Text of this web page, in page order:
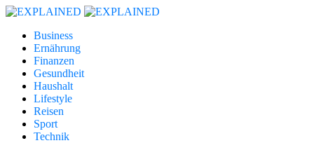
Business
Ernährung
Finanzen
Gesundheit
Haushalt
Lifestyle
Reisen
Sport
Technik